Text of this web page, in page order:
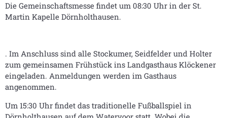
Die Gemeinschaftsmesse findet um 08:30 Uhr in der St.
Martin Kapelle Dörnholthausen.
. Im Anschluss sind alle Stockumer, Seidfelder und Holter
zum gemeinsamen Frühstück ins Landgasthaus Klöckener
eingeladen. Anmeldungen werden im Gasthaus
angenommen.
Um 15:30 Uhr findet das traditionelle Fußballspiel in